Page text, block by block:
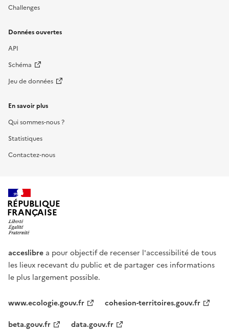
Challenges
Données ouvertes
API
Schéma
Jeu de données
En savoir plus
Qui sommes-nous ?
Statistiques
Contactez-nous
RÉPUBLIQUE
FRANÇAISE
acceslibre a pour objectif de recenser l'accessibilité de tous
les lieux recevant du public et de partager ces informations
le plus largement possible.
www.ecologie.gouv.fr
cohesion-territoires.gouv.fr
beta.gouv.fr
data.gouv.fr